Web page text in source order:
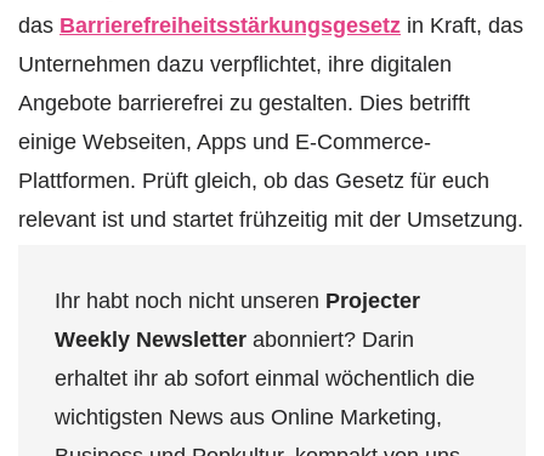
das Barrierefreiheitsstärkungsgesetz in Kraft, das
Unternehmen dazu verpflichtet, ihre digitalen
Angebote barrierefrei zu gestalten. Dies betrifft
einige Webseiten, Apps und E-Commerce-
Plattformen. Prüft gleich, ob das Gesetz für euch
relevant ist und startet frühzeitig mit der Umsetzung.
Ihr habt noch nicht unseren Projecter
Weekly Newsletter abonniert? Darin
erhaltet ihr ab sofort einmal wöchentlich die
wichtigsten News aus Online Marketing,